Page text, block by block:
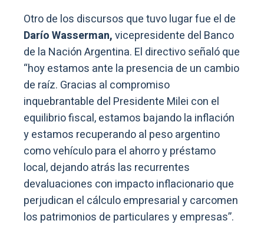
Otro de los discursos que tuvo lugar fue el de
Darío Wasserman,vicepresidente del Banco
de la Nación Argentina. El directivo señaló que
“hoy estamos ante la presencia de un cambio
de raíz. Gracias al compromiso
inquebrantable del Presidente Milei con el
equilibrio fiscal, estamos bajando la inflación
y estamos recuperando al peso argentino
como vehículo para el ahorro y préstamo
local, dejando atrás las recurrentes
devaluaciones con impacto inflacionario que
perjudican el cálculo empresarial y carcomen
los patrimonios de particulares y empresas”.